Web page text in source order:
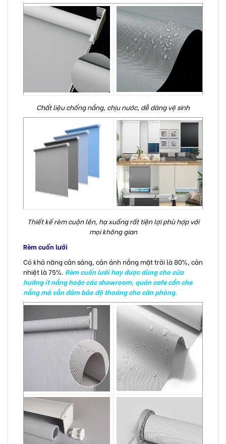
Chất liệu chống nắng, chịu nước, dễ dàng vệ sinh
Thiết kế rèm cuộn lên, hạ xuống rất tiện lợi phù hợp với
mọi không gian
Rèm cuốn lưới
Có khả năng cản sáng, cản ánh nắng mặt trời là 80%, cản
nhiệt là 75%. Rèm cuốn lưới hay được dùng cho cửa
hướng ít nắng hoặc các showroom, quán cafe cần che
nắng mà vẫn đảm bảo độ thoáng cho căn phòng.